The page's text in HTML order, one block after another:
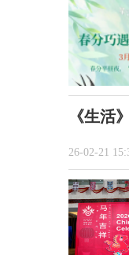
《生活
26-02-21